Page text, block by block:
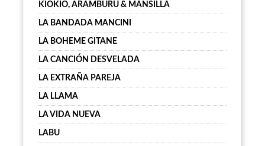
KIOKIO, ARAMBURU & MANSILLA
LA BANDADA MANCINI
LA BOHEME GITANE
LA CANCIÓN DESVELADA
LA EXTRAÑA PAREJA
LA LLAMA
LA VIDA NUEVA
LABU